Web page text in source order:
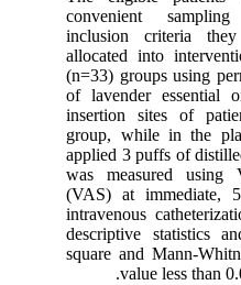
convenient
inclusion criteria
allocated into
(n=33) groups using
of lavender
insertion sites of
group, while in the
applied 3 puffs of
was measured
(VAS) at
intravenous
descriptive statistics
square and Mann-
value less than